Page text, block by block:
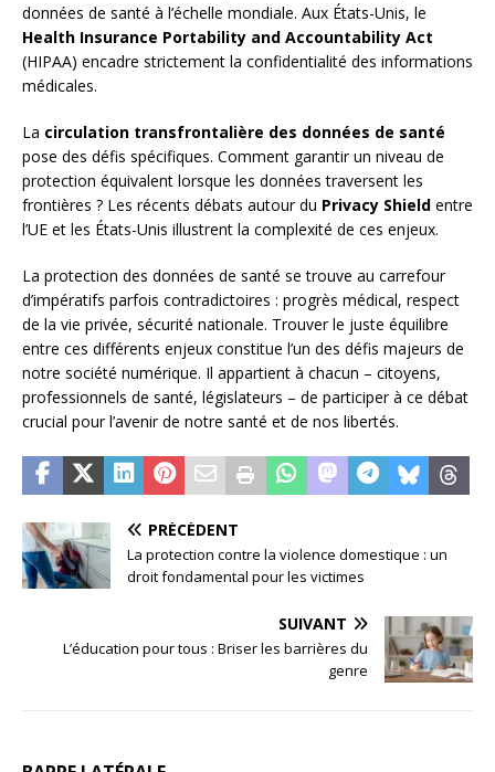
données de santé à l’échelle mondiale. Aux États-Unis, le
Health Insurance Portability and Accountability Act
(HIPAA) encadre strictement la confidentialité des informations
médicales.
La circulation transfrontalière des données de santé
pose des défis spécifiques. Comment garantir un niveau de
protection équivalent lorsque les données traversent les
frontières ? Les récents débats autour du Privacy Shield entre
l’UE et les États-Unis illustrent la complexité de ces enjeux.
La protection des données de santé se trouve au carrefour
d’impératifs parfois contradictoires : progrès médical, respect
de la vie privée, sécurité nationale. Trouver le juste équilibre
entre ces différents enjeux constitue l’un des défis majeurs de
notre société numérique. Il appartient à chacun – citoyens,
professionnels de santé, législateurs – de participer à ce débat
crucial pour l’avenir de notre santé et de nos libertés.
PRÉCÉDENT
La protection contre la violence domestique : un
droit fondamental pour les victimes
SUIVANT
L’éducation pour tous : Briser les barrières du
genre